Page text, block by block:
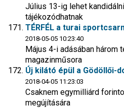
Július 13-ig lehet
tájékozódhatnak
TÉRFÉL a turai
2018-05-05 10:23:40
Május 4-i adásában
magazinműsora
Új kilátó épül a Gödöllői-
2018-04-05 11:23:03
Csaknem egymilliárd
megújítására